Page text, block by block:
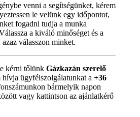
venni a segítségünket, kérem
le velünk egy időpontot,
fogadni tudja a munka
a kiváló minőséget és a
válasszon minket.
kérni tőlünk Gázkazán szerelő
hívja ügyfélszolgálatunkat a +36
bármelyik napon
vagy kattintson az ajánlatkérő